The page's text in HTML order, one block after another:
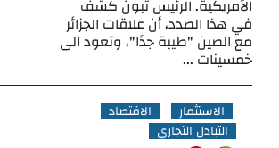
الأمريكية. الرئيس تبون كشف
في هذا الصدد، أن علاقات الجزائر
مع الصين "طيبة جدًا"، وتعود الى
خمسينات ...
الاستثمار
الاقتصاد
التبادل التجاري